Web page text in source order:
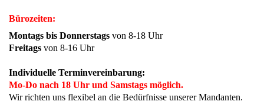
Bürozeiten:
Montags bis Donnerstags von 8-18 Uhr
Freitags von 8-16 Uhr
Individuelle Terminvereinbarung:
Mo-Do nach 18 Uhr und Samstags möglich.
Wir richten uns flexibel an die Bedürfnisse unserer Mandanten.